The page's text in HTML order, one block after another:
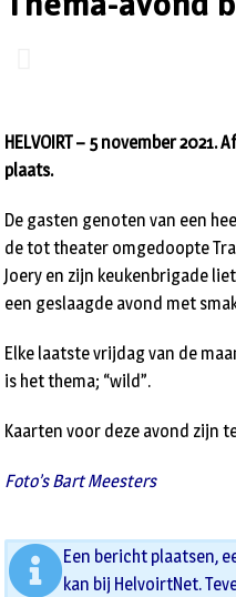
HELVOIRT – 5 november
plaats.
De gasten genoten van een
de tot theater omgedoopte
Joery en zijn keukenbrigade
een geslaagde avond met
Elke laatste vrijdag van de
is het thema; “wild”.
Kaarten voor deze avond zijn
Foto’s Bart Meesters
Een bericht plaatsen,
kan bij HelvoirtNet.